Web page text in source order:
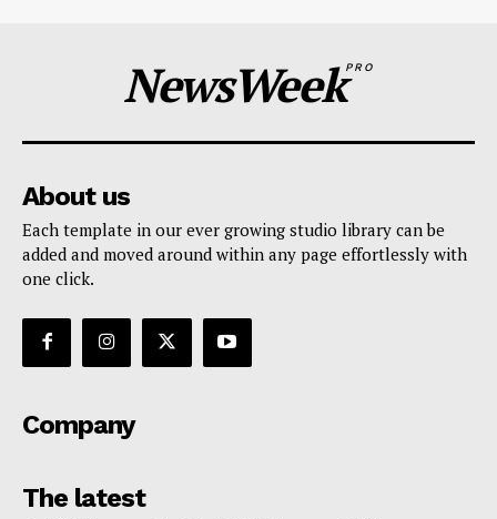
NewsWeekPRO
About us
Each template in our ever growing studio library can be
added and moved around within any page effortlessly with
one click.
Company
The latest